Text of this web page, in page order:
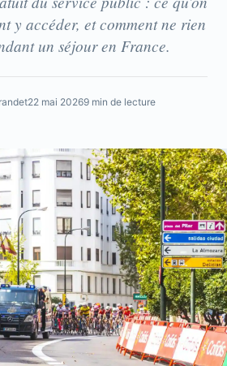
y accéder, et comment ne rien
un séjour en France.
22 mai 20269 min de lecture